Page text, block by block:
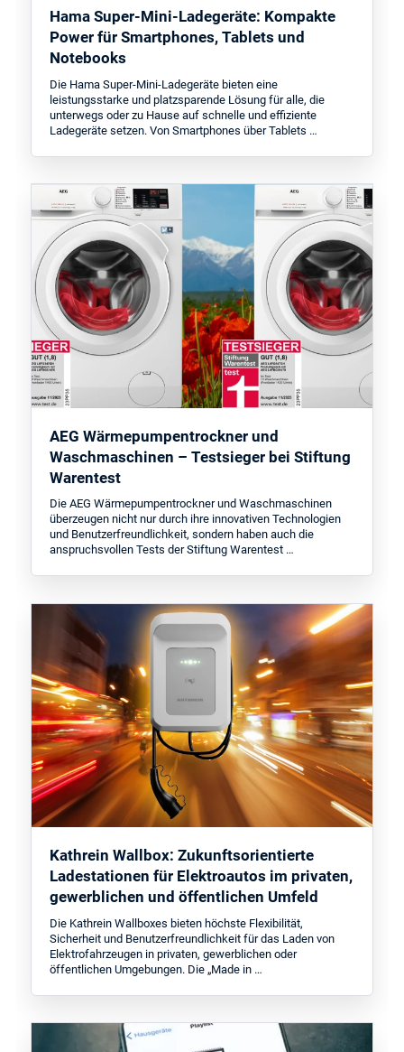
Hama Super-Mini-Ladegeräte: Kompakte
Power für Smartphones, Tablets und
Notebooks
Die Hama Super-Mini-Ladegeräte bieten eine
leistungsstarke und platzsparende Lösung für alle, die
unterwegs oder zu Hause auf schnelle und effiziente
Ladegeräte setzen. Von Smartphones über Tablets …
AEG Wärmepumpentrockner und
Waschmaschinen – Testsieger bei Stiftung
Warentest
Die AEG Wärmepumpentrockner und Waschmaschinen
überzeugen nicht nur durch ihre innovativen Technologien
und Benutzerfreundlichkeit, sondern haben auch die
anspruchsvollen Tests der Stiftung Warentest …
Kathrein Wallbox: Zukunftsorientierte
Ladestationen für Elektroautos im privaten,
gewerblichen und öffentlichen Umfeld
Die Kathrein Wallboxes bieten höchste Flexibilität,
Sicherheit und Benutzerfreundlichkeit für das Laden von
Elektrofahrzeugen in privaten, gewerblichen oder
öffentlichen Umgebungen. Die „Made in …